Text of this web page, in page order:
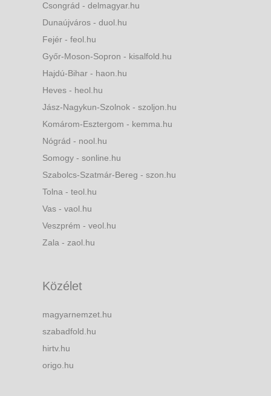
Csongrád - delmagyar.hu
Dunaújváros - duol.hu
Fejér - feol.hu
Győr-Moson-Sopron - kisalfold.hu
Hajdú-Bihar - haon.hu
Heves - heol.hu
Jász-Nagykun-Szolnok - szoljon.hu
Komárom-Esztergom - kemma.hu
Nógrád - nool.hu
Somogy - sonline.hu
Szabolcs-Szatmár-Bereg - szon.hu
Tolna - teol.hu
Vas - vaol.hu
Veszprém - veol.hu
Zala - zaol.hu
Közélet
magyarnemzet.hu
szabadfold.hu
hirtv.hu
origo.hu